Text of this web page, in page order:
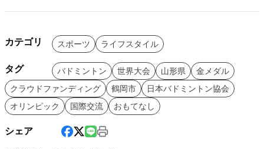
カテゴリ スポーツ ライフスタイル
タグ バドミントン 世界大会 山形県
金メダル
クラウドファンディング
鶴岡市
日本バドミントン協会
オリンピック
国際交流 おもてなし
シェア